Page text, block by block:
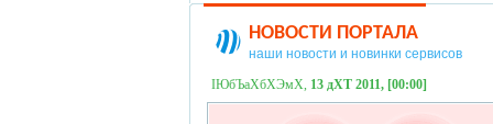
НОВОСТИ ПОРТАЛА
наши новости и новинки сервисов
ІЮбЪаХбХЭмХ, 13 дХТ 2011, [00:00]